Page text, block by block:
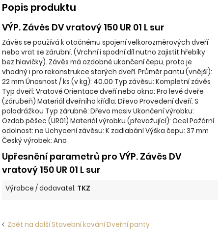
Popis produktu
VÝP. Závěs DV vratový 150 UR 01 L sur
Závěs se používá k otočnému spojení velkorozměrových dveří
nebo vrat se zárubní. (Vrchní i spodní díl nutno zajistit hřebíky
bez hlavičky). Závěs má ozdobné ukončení čepu, proto je
vhodný i pro rekonstrukce starých dveří. Průměr pantu (vnější):
22 mm Únosnost / ks (v kg): 40.00 Typ závěsu: Kompletní závěs
Typ dveří: Vratové Orientace dveří nebo okna: Pro levé dveře
(zárubeň) Materiál dveřního křídla: Dřevo Provedení dveří: S
polodrážkou Typ zárubně: Dřevo masiv Ukončení výrobku:
Ozdob.pěšec (UR01) Materiál výrobku (převažující): Ocel Požární
odolnost: ne Uchycení závěsu: K zadlabání Výška čepu: 37 mm
Český výrobek: Ano
Upřesnění parametrů pro VÝP. Závěs DV
vratový 150 UR 01 L sur
Výrobce / dodavatel: TKZ
Zpět na další Stavební kování Dveřní panty